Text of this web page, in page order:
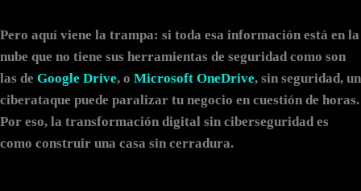
Pero aquí viene la trampa: si toda esa información está en la
nube que no tiene sus herramientas de seguridad como son
las de Google Drive, o Microsoft OneDrive, sin seguridad, un
ciberataque puede paralizar tu negocio en cuestión de horas.
Por eso, la transformación digital sin ciberseguridad es
como construir una casa sin cerradura.